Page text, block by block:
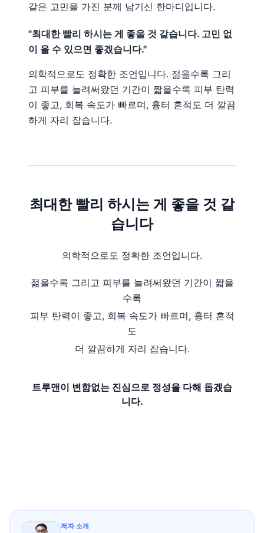
같은 고민을 가진 분께 남기신 한마디입니다.
"최대한 빨리 하시는 게 좋을 것 같습니다. 고민 없
이 올 수 있으면 좋겠습니다."
의학적으로도 정확한 조언입니다. 젊을수록 그리
고 피부를 늘려써왔던 기간이 짧을수록 피부 탄력
이 좋고, 회복 속도가 빠르며, 흉터 흔적도 더 깔끔
하게 자리 잡습니다.
최대한 빨리 하시는 게 좋을 것 같
습니다
의학적으로도 정확한 조언입니다.
젊을수록 그리고 피부를 늘려써왔던 기간이 짧을
수록
피부 탄력이 좋고, 회복 속도가 빠르며, 흉터 흔적
도
더 깔끔하게 자리 잡습니다.
트루맨이 변함없는 진심으로 정성을 다해 돕겠습
니다.
저자 소개